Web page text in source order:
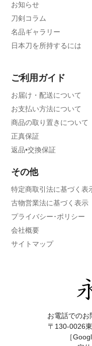
お知らせ
刀剣コラム
名品ギャラリー
日本刀を所持するには
ご利用ガイド
お届け・配送について
お支払い方法について
商品の取り置きについて
正真保証
返品•交換保証
その他
特定商取引法に基づく表
古物営業法に基づく表示
プライバシー･ポリシー
会社概要
サイトマップ
お電話でのお
〒130-0026
［